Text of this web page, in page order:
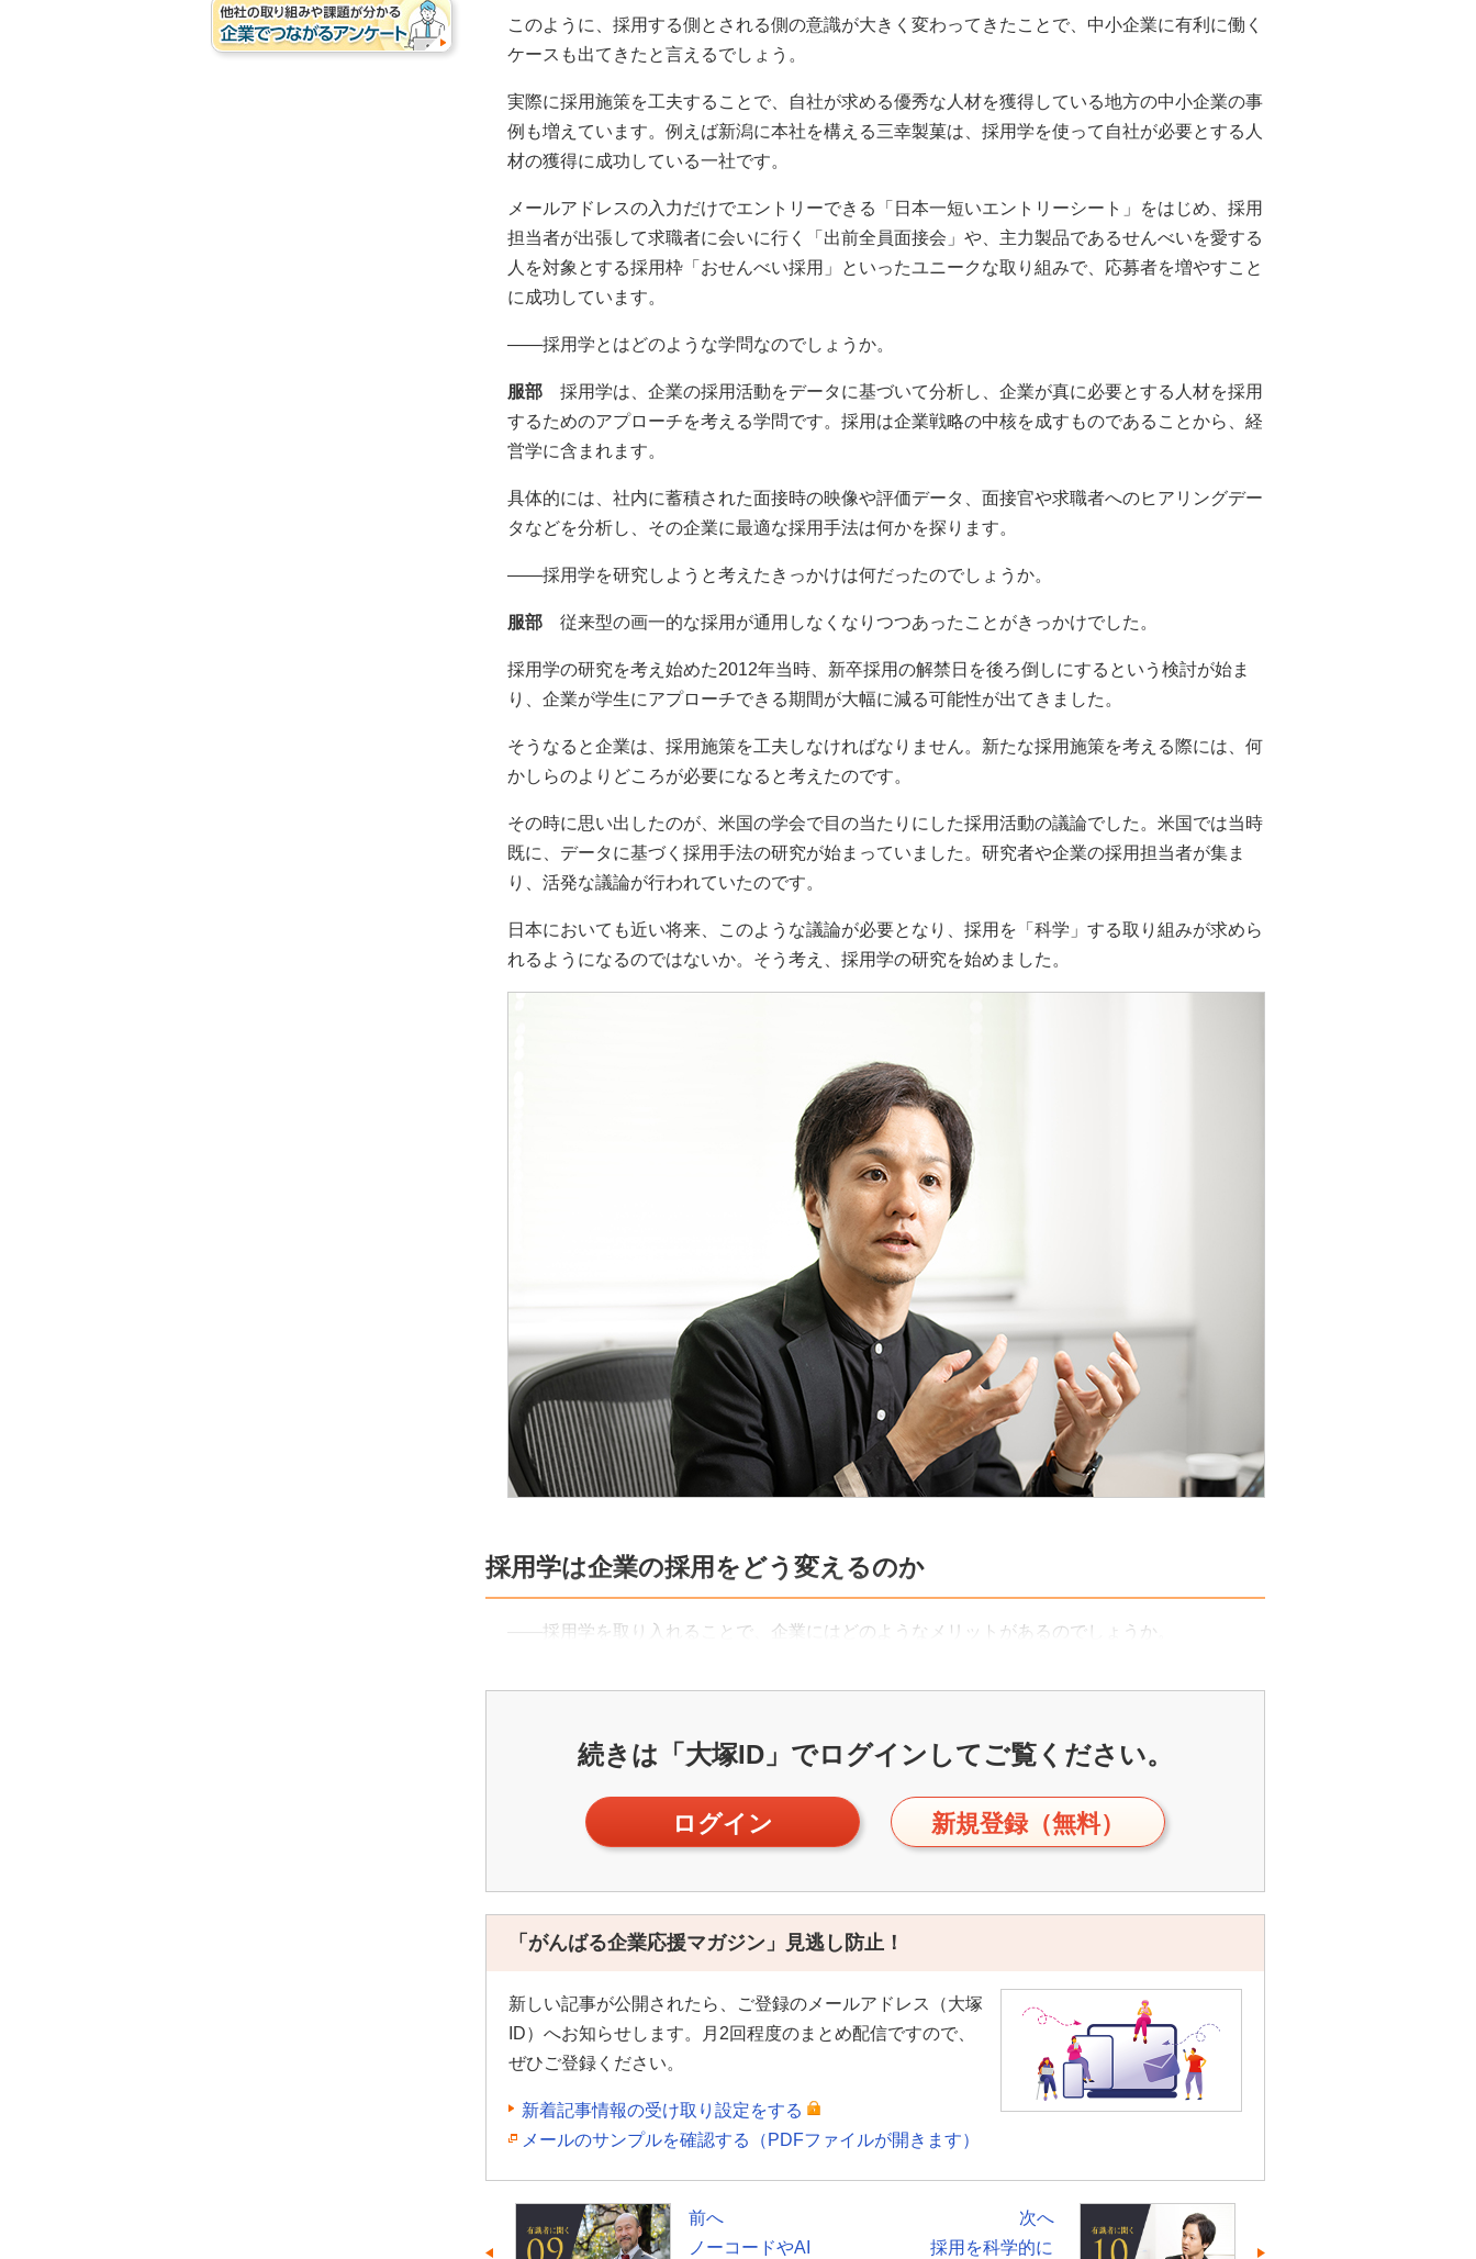
このように、採用する側とされる側の意識が大きく変わってきたことで、中小企業に有利に働く
ケースも出てきたと言えるでしょう。
実際に採用施策を工夫することで、自社が求める優秀な人材を獲得している地方の中小企業の事
例も増えています。例えば新潟に本社を構える三幸製菓は、採用学を使って自社が必要とする人
材の獲得に成功している一社です。
メールアドレスの入力だけでエントリーできる「日本一短いエントリーシート」をはじめ、採用
担当者が出張して求職者に会いに行く「出前全員面接会」や、主力製品であるせんべいを愛する
人を対象とする採用枠「おせんべい採用」といったユニークな取り組みで、応募者を増やすこと
に成功しています。
――採用学とはどのような学問なのでしょうか。
服部 採用学は、企業の採用活動をデータに基づいて分析し、企業が真に必要とする人材を採用
するためのアプローチを考える学問です。採用は企業戦略の中核を成すものであることから、経
営学に含まれます。
具体的には、社内に蓄積された面接時の映像や評価データ、面接官や求職者へのヒアリングデー
タなどを分析し、その企業に最適な採用手法は何かを探ります。
――採用学を研究しようと考えたきっかけは何だったのでしょうか。
服部 従来型の画一的な採用が通用しなくなりつつあったことがきっかけでした。
採用学の研究を考え始めた2012年当時、新卒採用の解禁日を後ろ倒しにするという検討が始ま
り、企業が学生にアプローチできる期間が大幅に減る可能性が出てきました。
そうなると企業は、採用施策を工夫しなければなりません。新たな採用施策を考える際には、何
かしらのよりどころが必要になると考えたのです。
その時に思い出したのが、米国の学会で目の当たりにした採用活動の議論でした。米国では当時
既に、データに基づく採用手法の研究が始まっていました。研究者や企業の採用担当者が集ま
り、活発な議論が行われていたのです。
日本においても近い将来、このような議論が必要となり、採用を「科学」する取り組みが求めら
れるようになるのではないか。そう考え、採用学の研究を始めました。
採用学は企業の採用をどう変えるのか
――採用学を取り入れることで、企業にはどのようなメリットがあるのでしょうか。
続きは「大塚ID」でログインしてご覧ください。
ログイン 新規登録（無料）
「がんばる企業応援マガジン」見逃し防止！
新しい記事が公開されたら、ご登録のメールアドレス（大塚
ID）へお知らせします。月2回程度のまとめ配信ですので、
ぜひご登録ください。
新着記事情報の受け取り設定をする
メールのサンプルを確認する（PDFファイルが開きます）
前へ
ノーコードやAI
次へ
採用を科学的に